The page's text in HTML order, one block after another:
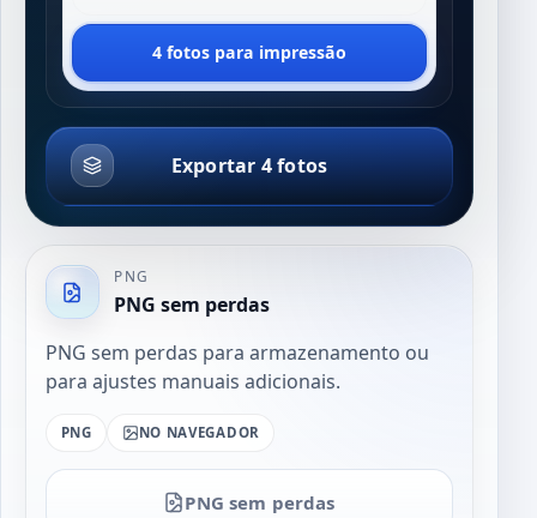
4 fotos para impressão
Exportar 4 fotos
PNG
PNG sem perdas
PNG sem perdas para armazenamento ou
para ajustes manuais adicionais.
PNG NO NAVEGADOR
PNG sem perdas